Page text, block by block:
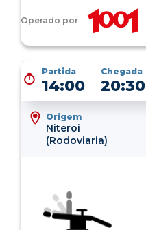
Operado por
Partida
14:00
Chegada
20:30
Origem
Niteroi
(Rodoviaria)